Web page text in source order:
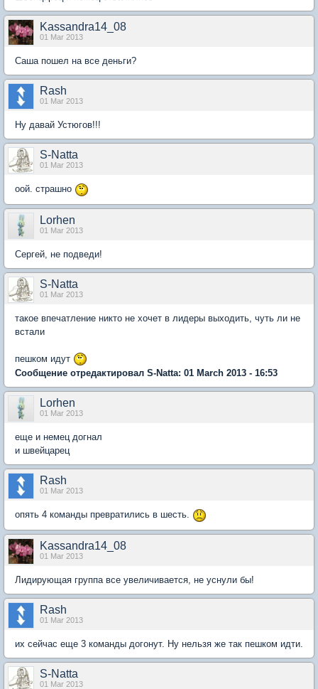
Kassandra14_08
01 Mar 2013
Саша пошел на все деньги?
Rash
01 Mar 2013
Ну давай Устюгов!!!
S-Natta
01 Mar 2013
оой. страшно
Lorhen
01 Mar 2013
Сергей, не подведи!
S-Natta
01 Mar 2013
такое впечатление никто не хочет в лидеры выходить, чуть ли не
встали
пешком идут
Сообщение отредактировал S-Natta: 01 March 2013 - 16:53
Lorhen
01 Mar 2013
еще и немец догнал
и швейцарец
Rash
01 Mar 2013
опять 4 команды превратились в шесть.
Kassandra14_08
01 Mar 2013
Лидирующая группа все увеличивается, не уснули бы!
Rash
01 Mar 2013
их сейчас еще 3 команды догонут. Ну нельзя же так пешком идти.
S-Natta
01 Mar 2013